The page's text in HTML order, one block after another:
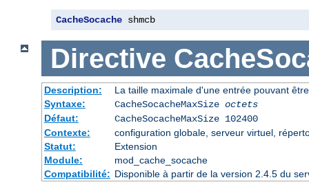
CacheSocache shmcb
Directive
Description:
La taille maximale d'une entrée pouvant
Syntaxe:
CacheSocacheMaxSize octets
Défaut:
CacheSocacheMaxSize 102400
Contexte:
configuration globale, serveur virtuel,
Statut:
Extension
Module:
mod_cache_socache
Compatibilité: Disponible à partir de la version 2.4.5 du